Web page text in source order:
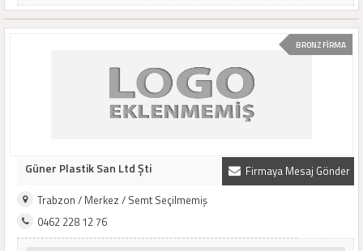
BRONZ FİRMA
Firmaya Mesaj Gönder
Güner Plastik San Ltd Şti
Trabzon / Merkez / Semt Seçilmemiş
0462 228 12 76